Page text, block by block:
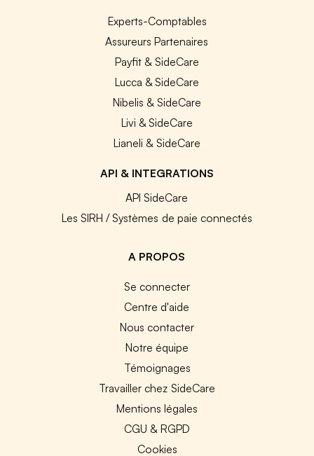
Experts-Comptables
Assureurs Partenaires
Payfit & SideCare
Lucca & SideCare
Nibelis & SideCare
Livi & SideCare
Lianeli & SideCare
API & INTEGRATIONS
API SideCare
Les SIRH / Systèmes de paie connectés
A PROPOS
Se connecter
Centre d'aide
Nous contacter
Notre équipe
Témoignages
Travailler chez SideCare
Mentions légales
CGU & RGPD
Cookies